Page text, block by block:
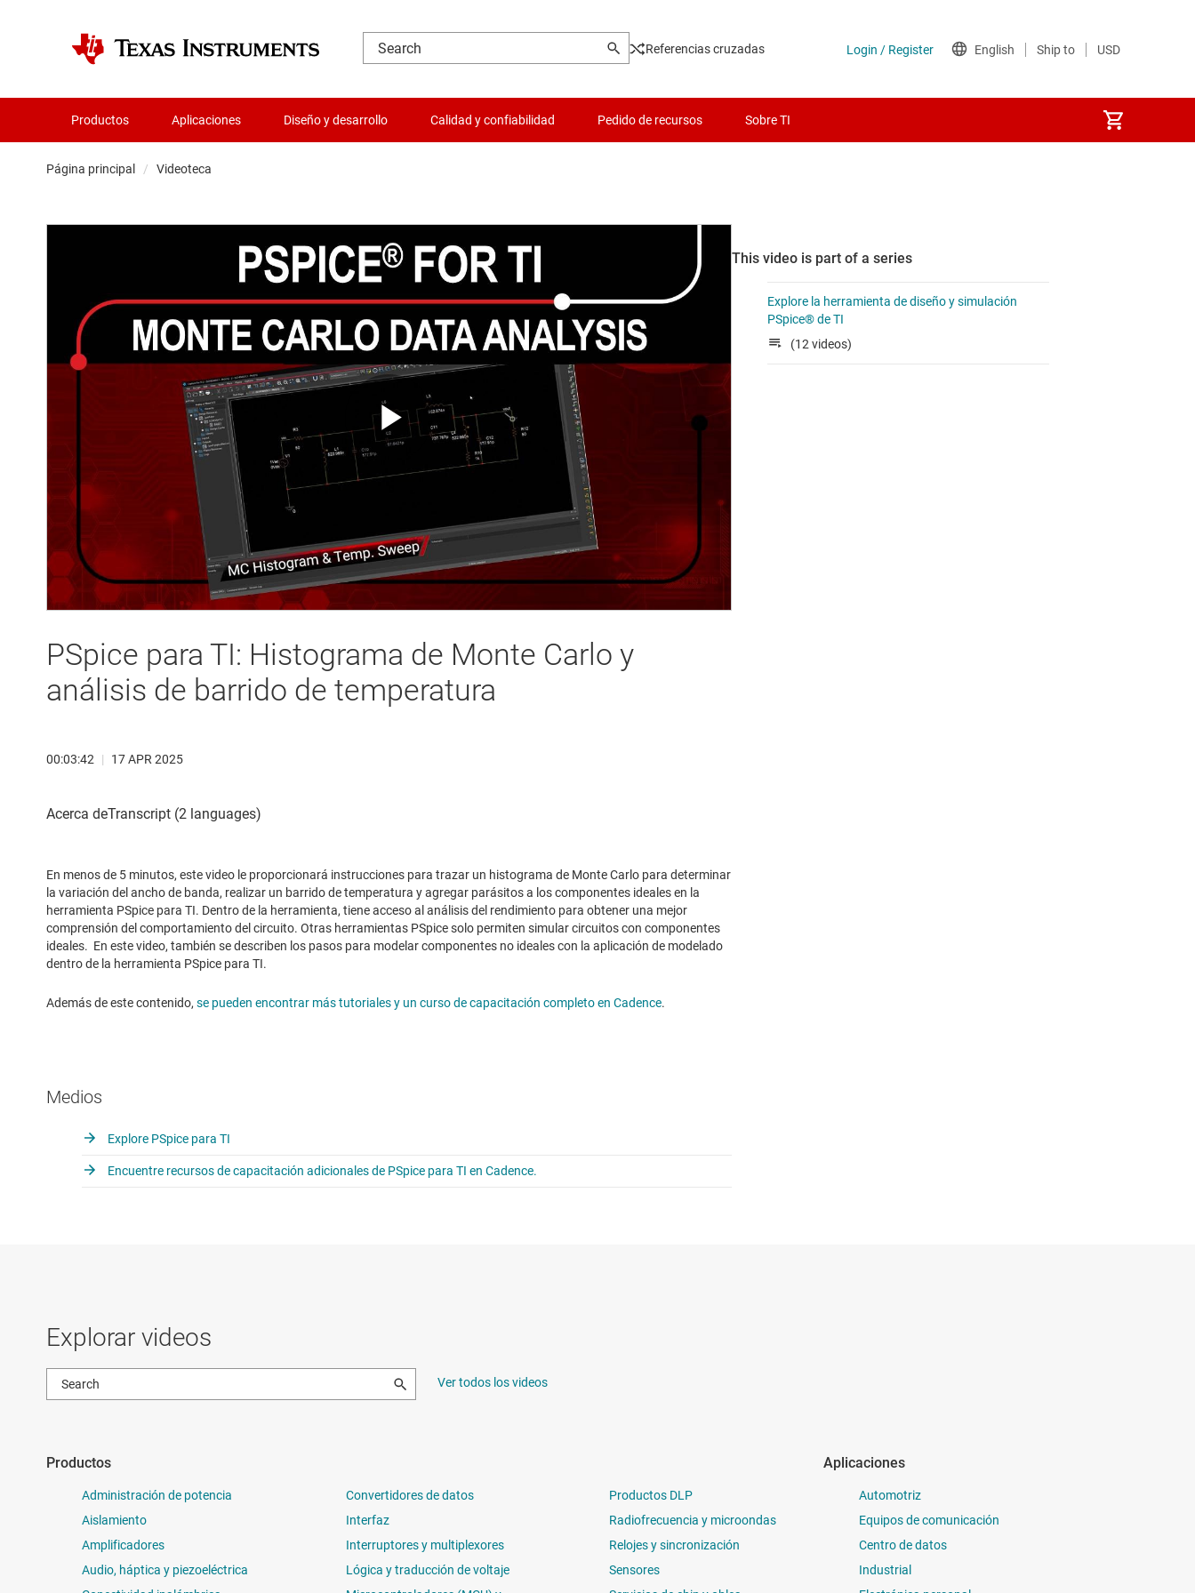
Referencias cruzadas
Productos Aplicaciones Diseño y desarrollo Calidad y confiabilidad Pedido de recursos Sobre TI
Página principal Videoteca
Play
Video
PSpice para TI: Histograma de Monte Carlo y
análisis de barrido de temperatura
00:03:42 | 17 APR 2025
En menos de 5 minutos, este video le proporcionará instrucciones para trazar un histograma de Monte Carlo para determinar
la variación del ancho de banda, realizar un barrido de temperatura y agregar parásitos a los componentes ideales en la
herramienta PSpice para TI. Dentro de la herramienta, tiene acceso al análisis del rendimiento para obtener una mejor
comprensión del comportamiento del circuito. Otras herramientas PSpice solo permiten simular circuitos con componentes
ideales. En este video, también se describen los pasos para modelar componentes no ideales con la aplicación de modelado
dentro de la herramienta PSpice para TI.
Además de este contenido, se pueden encontrar más tutoriales y un curso de capacitación completo en Cadence.
Medios
Explore PSpice para TI
Encuentre recursos de capacitación adicionales de PSpice para TI en Cadence.
This video is part of a series
Explore la herramienta de diseño y simulación
PSpice® de TI
(12 videos)
Explorar videos
Ver todos los videos
Productos
Administración de potencia
Aislamiento
Amplificadores
Audio, háptica y piezoeléctrica
Convertidores de datos
Interfaz
Interruptores y multiplexores
Lógica y traducción de voltaje
Productos DLP
Radiofrecuencia y microondas
Relojes y sincronización
Sensores
Aplicaciones
Automotriz
Equipos de comunicación
Centro de datos
Industrial